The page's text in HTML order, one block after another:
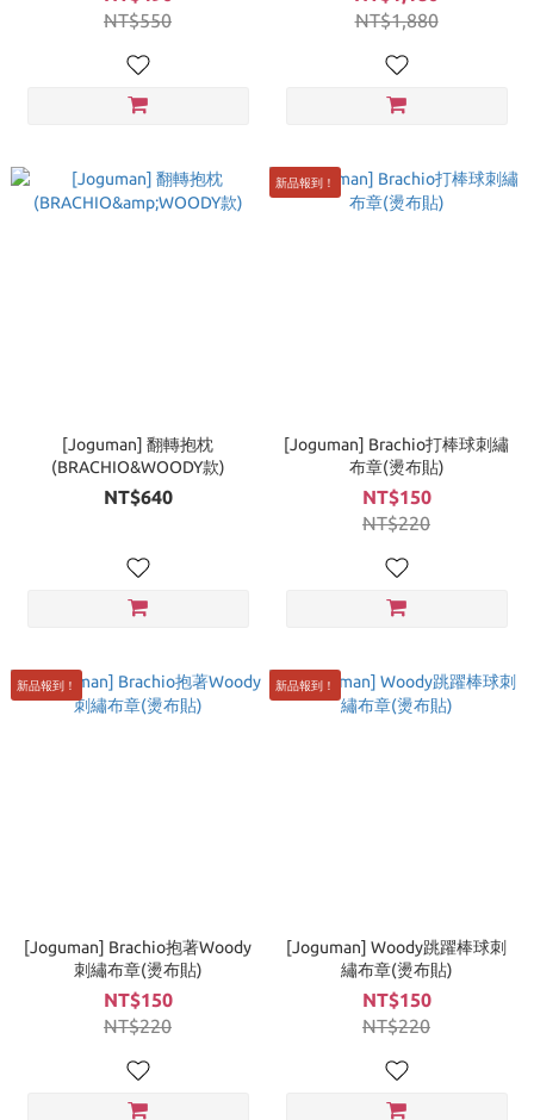
NT$550
NT$1,880
[Joguman] 翻轉抱枕
(BRACHIO&WOODY款)
NT$640
新品報到！
[Joguman] Brachio打棒球刺繡
布章(燙布貼)
NT$150
NT$220
新品報到！
[Joguman] Brachio抱著Woody
刺繡布章(燙布貼)
NT$150
NT$220
新品報到！
[Joguman] Woody跳躍棒球刺
繡布章(燙布貼)
NT$150
NT$220